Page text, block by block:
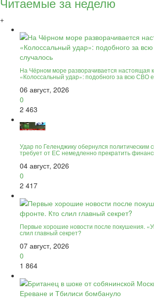
+
На Чёрном море разворачивается настоящая
«Колоссальный удар»: подобного за всю СВО
06 август, 2026
0
2 463
Удар по Геленджику обернулся политическим
требует от ЕС немедленно прекратить
04 август, 2026
0
2 417
Первые хорошие новости после покушения.
слил главный секрет?
07 август, 2026
0
1 864